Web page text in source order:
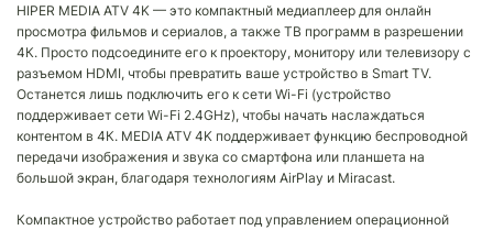
HIPER MEDIA ATV 4K — это компактный медиаплеер для онлайн
просмотра фильмов и сериалов, а также ТВ программ в разрешении
4К. Просто подсоедините его к проектору, монитору или телевизору с
разъемом HDMI, чтобы превратить ваше устройство в Smart TV.
Останется лишь подключить его к сети Wi-Fi (устройство
поддерживает сети Wi-Fi 2.4GHz), чтобы начать наслаждаться
контентом в 4К. MEDIA ATV 4K поддерживает функцию беспроводной
передачи изображения и звука со смартфона или планшета на
большой экран, благодаря технологиям AirPlay и Miracast.
Компактное устройство работает под управлением операционной